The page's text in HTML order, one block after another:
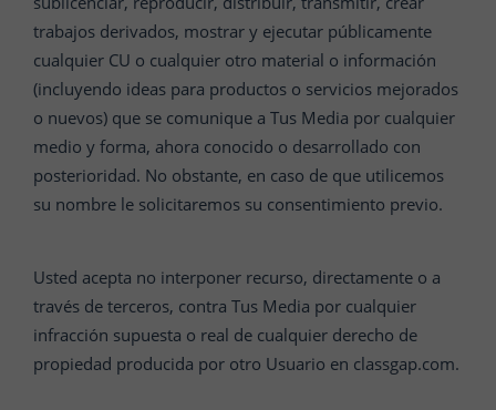
trabajos derivados, mostrar y ejecutar públicamente
cualquier CU o cualquier otro material o información
(incluyendo ideas para productos o servicios mejorados
o nuevos) que se comunique a Tus Media por cualquier
medio y forma, ahora conocido o desarrollado con
posterioridad. No obstante, en caso de que utilicemos
su nombre le solicitaremos su consentimiento previo.
Usted acepta no interponer recurso, directamente o a
través de terceros, contra Tus Media por cualquier
infracción supuesta o real de cualquier derecho de
propiedad producida por otro Usuario en classgap.com.